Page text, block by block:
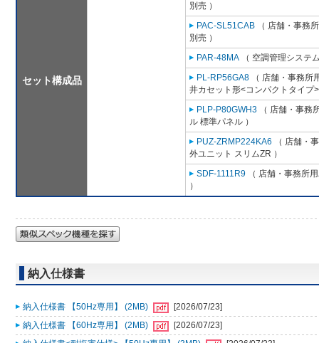
セット構成品
別売 ）
PAC-SL51CAB （ 店舗・事務
別売 ）
PAR-48MA （ 空調管理システ
PL-RP56GA8 （ 店舗・事務所
井カセット形<コンパクトタイプ
PLP-P80GWH3 （ 店舗・事務
ル 標準パネル ）
PUZ-ZRMP224KA6 （ 店舗・
外ユニット スリムZR ）
SDF-1111R9 （ 店舗・事務所
）
納入仕様書
納入仕様書 【50Hz専用】 (2MB)
[2026/07/23]
納入仕様書 【60Hz専用】 (2MB)
[2026/07/23]